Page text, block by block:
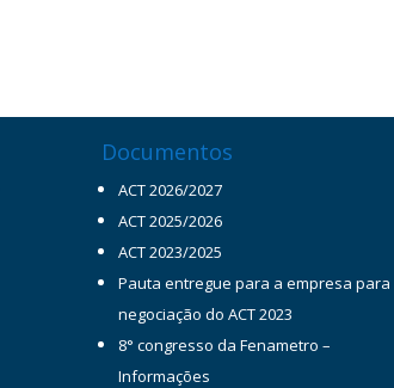
Documentos
ACT 2026/2027
ACT 2025/2026
ACT 2023/2025
Pauta entregue para a empresa para
negociação do ACT 2023
8° congresso da Fenametro –
Informações